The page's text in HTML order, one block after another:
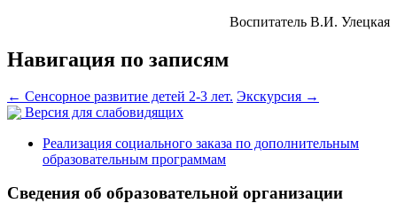
Воспитатель В.И. Улецкая
Навигация по записям
← Сенсорное развитие детей 2-3 лет. Экскурсия →
Версия для слабовидящих
Реализация социального заказа по дополнительным
образовательным программам
Сведения об образовательной организации